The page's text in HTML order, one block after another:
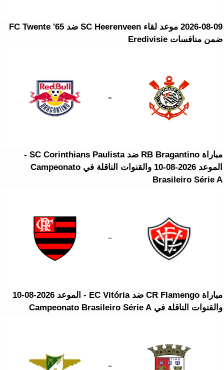
2026-08-09 موعد لقاء SC Heerenveen ضد FC Twente '65
ضمن منافسات Eredivisie
مباراة RB Bragantino ضد SC Corinthians Paulista -
الموعد 2026-08-10 والقنوات الناقلة في Campeonato
Brasileiro Série A
مباراة CR Flamengo ضد EC Vitória - الموعد 2026-08-10
والقنوات الناقلة في Campeonato Brasileiro Série A